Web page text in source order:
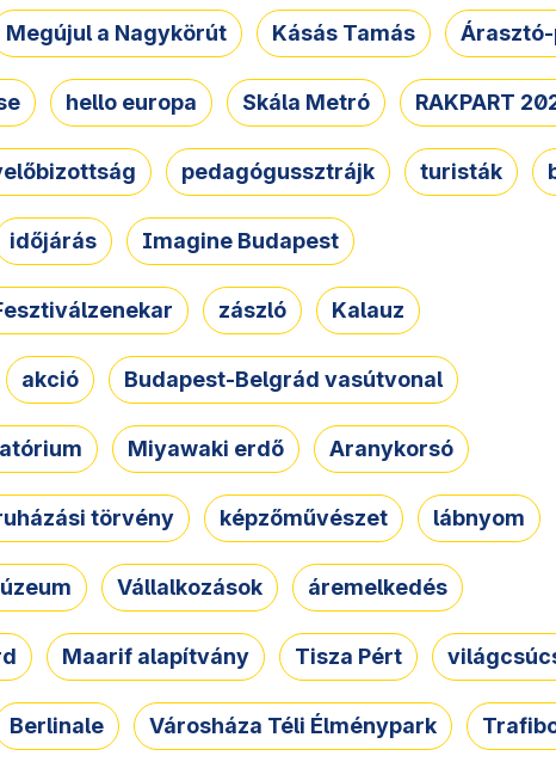
Megújul a Nagykörút Kásás Tamás
hello europa Skála Metró RAKPART
pedagógussztrájk turisták
időjárás Imagine Budapest
zászló Kalauz
akció Budapest-Belgrád vasútvonal
Miyawaki erdő Aranykorsó
törvény képzőművészet lábnyom
Vállalkozások áremelkedés
Maarif alapítvány Tisza Pért
Berlinale Városháza Téli Élménypark